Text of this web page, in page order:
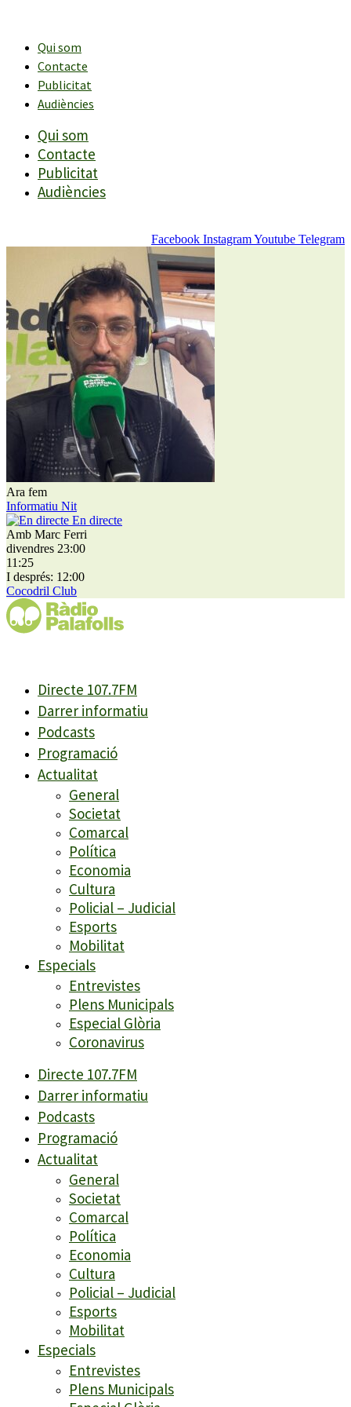
contingutQui som
Contacte
Publicitat
Audiències
Qui som
Contacte
Publicitat
Audiències
Facebook InstagramYoutube Telegram
Ara fem
Informatiu Nit
En directe
Amb Marc Ferri
divendres 23:00
11:25
I després: 12:00
Cocodril Club
Directe 107.7FM
Darrer informatiu
Podcasts
Programació
Actualitat
General
Societat
Comarcal
Política
Economia
Cultura
Policial – Judicial
Esports
Mobilitat
Especials
Entrevistes
Plens Municipals
Especial Glòria
Coronavirus
Directe 107.7FM
Darrer informatiu
Podcasts
Programació
Actualitat
General
Societat
Comarcal
Política
Economia
Cultura
Policial – Judicial
Esports
Mobilitat
Especials
Entrevistes
Plens Municipals